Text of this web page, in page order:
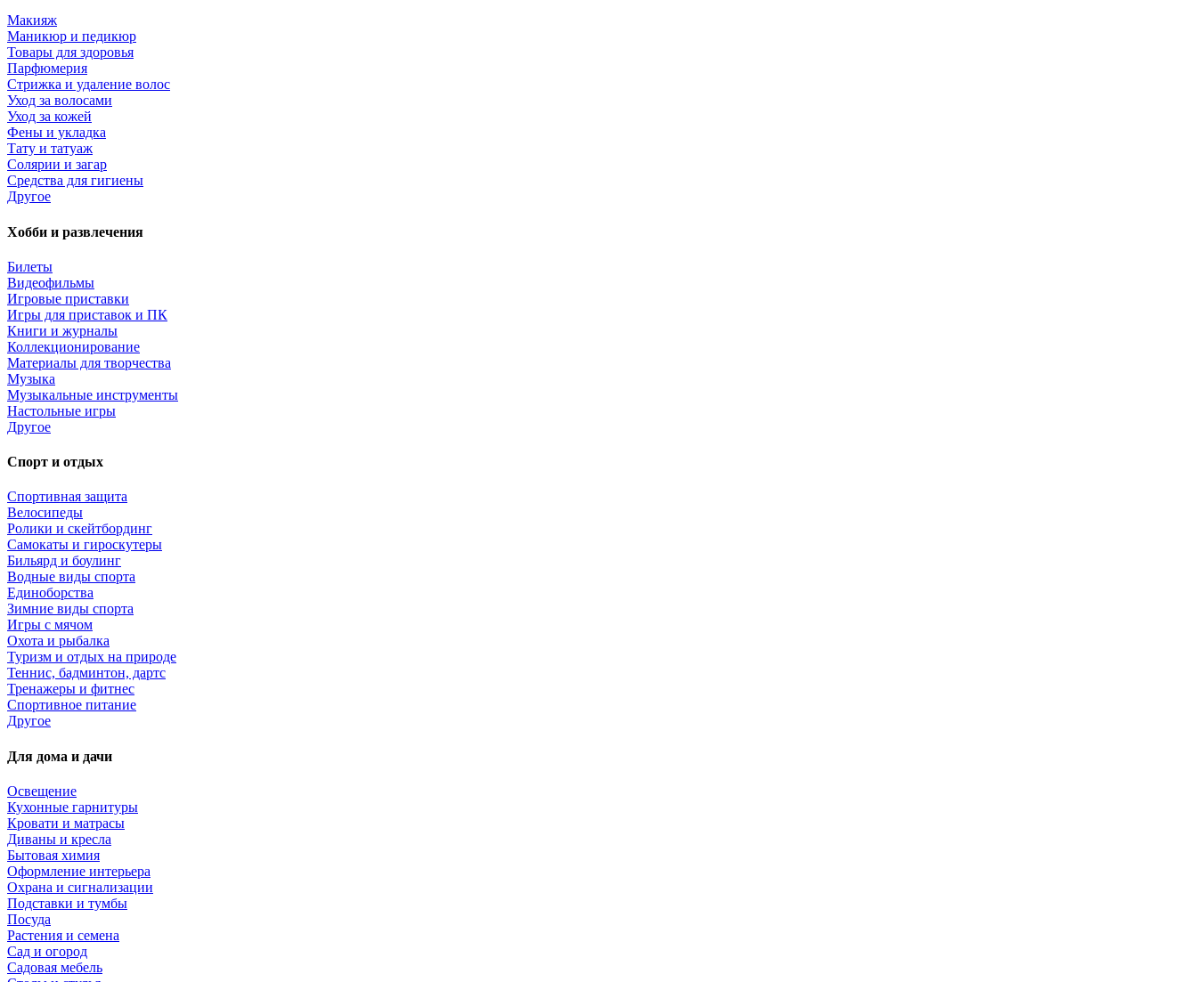
Макияж
Маникюр и педикюр
Товары для здоровья
Парфюмерия
Стрижка и удаление волос
Уход за волосами
Уход за кожей
Фены и укладка
Тату и татуаж
Солярии и загар
Средства для гигиены
Другое
Хобби и развлечения
Билеты
Видеофильмы
Игровые приставки
Игры для приставок и ПК
Книги и журналы
Коллекционирование
Материалы для творчества
Музыка
Музыкальные инструменты
Настольные игры
Другое
Спорт и отдых
Спортивная защита
Велосипеды
Ролики и скейтбординг
Самокаты и гироскутеры
Бильярд и боулинг
Водные виды спорта
Единоборства
Зимние виды спорта
Игры с мячом
Охота и рыбалка
Туризм и отдых на природе
Теннис, бадминтон, дартс
Тренажеры и фитнес
Спортивное питание
Другое
Для дома и дачи
Освещение
Кухонные гарнитуры
Кровати и матрасы
Диваны и кресла
Бытовая химия
Оформление интерьера
Охрана и сигнализации
Подставки и тумбы
Посуда
Растения и семена
Сад и огород
Садовая мебель